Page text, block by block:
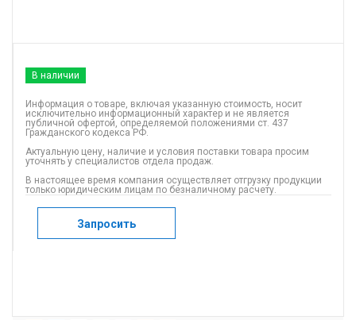
В наличии
Информация о товаре, включая указанную стоимость, носит
исключительно информационный характер и не является
публичной офертой, определяемой положениями ст. 437
Гражданского кодекса РФ.
Актуальную цену, наличие и условия поставки товара просим
уточнять у специалистов отдела продаж.
В настоящее время компания осуществляет отгрузку продукции
только юридическим лицам по безналичному расчету.
Запросить